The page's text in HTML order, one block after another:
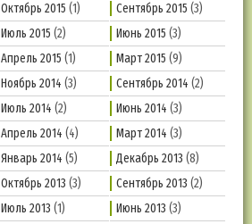
Октябрь 2015 (1) Сентябрь 2015 (3)
Июль 2015 (2) Июнь 2015 (3)
Апрель 2015 (1) Март 2015 (9)
Ноябрь 2014 (3) Сентябрь 2014 (2)
Июль 2014 (2) Июнь 2014 (3)
Апрель 2014 (4) Март 2014 (3)
Январь 2014 (5) Декабрь 2013 (8)
Октябрь 2013 (3) Сентябрь 2013 (2)
Июль 2013 (1) Июнь 2013 (3)